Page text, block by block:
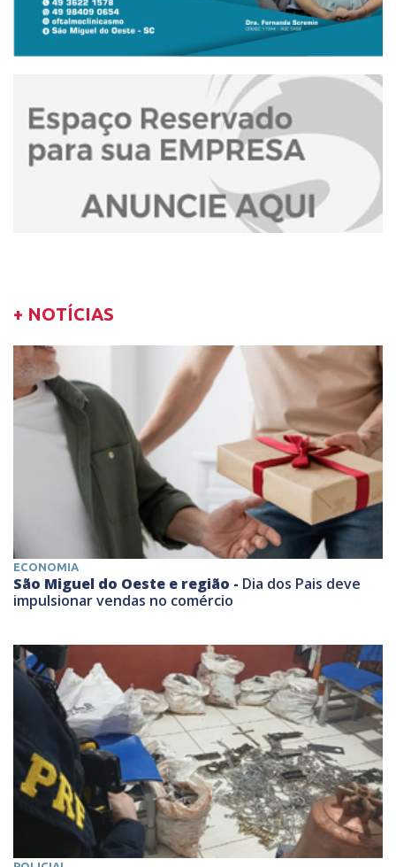
+ NOTÍCIAS
ECONOMIA
São Miguel do Oeste e região - Dia dos Pais deve
impulsionar vendas no comércio